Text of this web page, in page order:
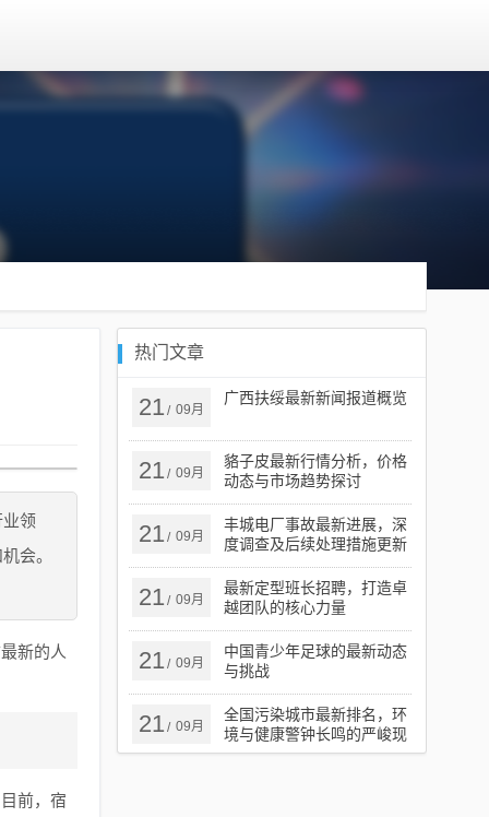
领
会。
新的人
前，宿
热门文章
21 / 09月
广西扶绥最新新闻报道概览
21 / 09月
貉子皮最新行情分析，价格
动态与市场趋势探讨
21 / 09月
丰城电厂事故最新进展，深
度调查及后续处理措施更新
21 / 09月
最新定型班长招聘，打造卓
越团队的核心力量
21 / 09月
中国青少年足球的最新动态
与挑战
21 / 09月
全国污染城市最新排名，环
境与健康警钟长鸣的严峻现
实